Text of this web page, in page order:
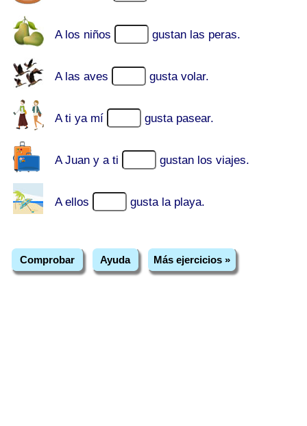
A los niños gustan las peras.
A las aves gusta volar.
A ti ya mí gusta pasear.
A Juan y a ti gustan los viajes.
A ellos gusta la playa.
Comprobar Ayuda Más ejercicios »